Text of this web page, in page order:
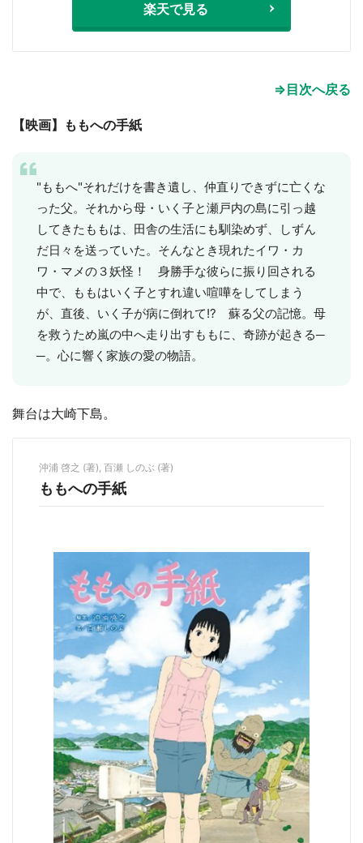
楽天で見る
⇒目次へ戻る
【映画】ももへの手紙
"ももへ"それだけを書き遺し、仲直りできずに亡くな
った父。それから母・いく子と瀬戸内の島に引っ越
してきたももは、田舎の生活にも馴染めず、しずん
だ日々を送っていた。そんなとき現れたイワ・カ
ワ・マメの３妖怪！ 身勝手な彼らに振り回される
中で、ももはいく子とすれ違い喧嘩をしてしまう
が、直後、いく子が病に倒れて!? 蘇る父の記憶。母
を救うため嵐の中へ走り出すももに、奇跡が起きる─
─。心に響く家族の愛の物語。
舞台は大崎下島。
沖浦 啓之 (著), 百瀬 しのぶ (著)
ももへの手紙